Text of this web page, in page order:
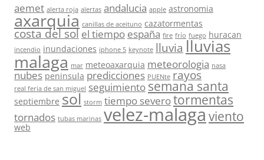
aemet alerta roja alertas andalucia apple astronomia
axarquia canillas de aceituno cazatormentas
costa del sol el tiempo españa fire frío fuego huracan
incendio inundaciones iphone 5 keynote lluvia lluvias
malaga mar meteoaxarquia meteorologia nasa
nubes peninsula predicciones PUENte rayos
real feria de san miguel seguimientosemana santa
septiembre sol storm tiempo severotormentas
tornados tubas marinas velez-malagaviento
web